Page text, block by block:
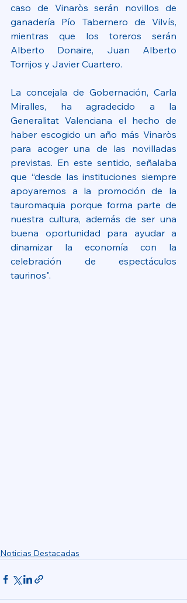
caso de Vinaròs serán novillos de
ganadería Pío Tabernero de Vilvís,
mientras que los toreros serán
Alberto Donaire, Juan Alberto
Torrijos y Javier Cuartero.
La concejala de Gobernación, Carla
Miralles, ha agradecido a la
Generalitat Valenciana el hecho de
haber escogido un año más Vinaròs
para acoger una de las novilladas
previstas. En este sentido, señalaba
que “desde las instituciones siempre
apoyaremos a la promoción de la
tauromaquia porque forma parte de
nuestra cultura, además de ser una
buena oportunidad para ayudar a
dinamizar la economía con la
celebración de espectáculos
taurinos".
Noticias Destacadas